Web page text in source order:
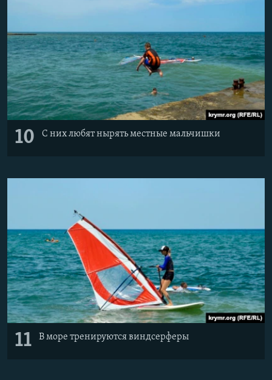
10 С них любят нырять местные мальчишки
11 В море тренируются виндсерферы